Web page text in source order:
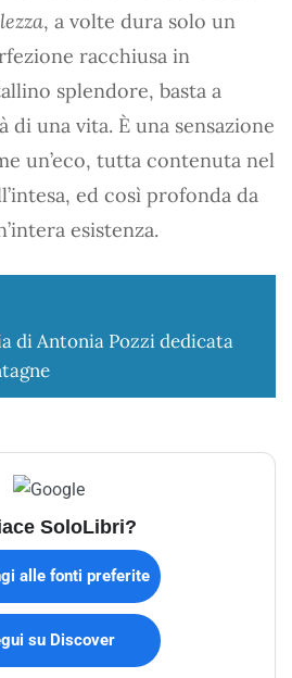
, a volte dura solo un
racchiusa in
splendore, basta a
di una vita. È una sensazione
un’eco, tutta contenuta nel
ed così profonda da
esistenza.
di Antonia Pozzi dedicata
SoloLibri?
alle fonti preferite
su Discover